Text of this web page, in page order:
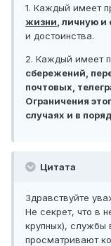
1. Каждый имеет
жизни,личную и
и достоинства.
2. Каждый имеет
сбережений,
почтовых,
Ограничения
случаях и в
Цитата
Здравствуйте
Не секрет, что в
крупных), службы
просматривают